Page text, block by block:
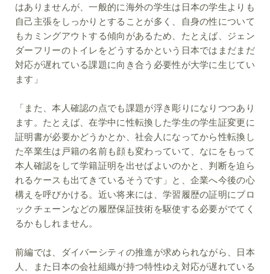
はありませんが、一般的に海外の学生は日本の学生よりも
自己主張をしっかりとすることが多く、自身の性について
もカミングアウトする傾向があるため、たとえば、ジェン
ダーフリーのトイレをどうするかという日本ではまだまだ
対応が遅れている課題に向き合う必要性が大学に生じてい
ます」
「また、本人確認の点でも課題が浮き彫りになりつつあり
ます。たとえば、在学中に性転換した学生の学生証変更に
証明書が必要かどうかとか、社会人になってから性転換し
た卒業生は戸籍の名前も顔も変わっていて、なにをもって
本人確認をして学籍証明を出せばよいのかと、判断を迫ら
れるケースも出てきているそうです」と、企業へ今後の心
構えを呼びかける。近い将来には、学習履歴の証明にブロ
ックチェーンなどの履歴保証技術を駆使する必要がでてく
るかもしれません。
前編では、ダイバーシティの推進が求められながら、日本
人、また日本の会社組織が持つ特性ゆえ対応が遅れている